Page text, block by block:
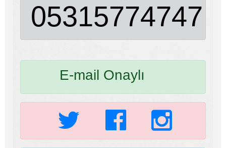
05315774747
E-mail Onaylı